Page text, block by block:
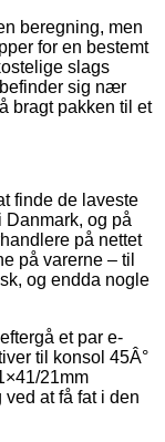
beregning, men
for en bestemt
slags
sig nær
bragt pakken til et
finde de laveste
Danmark, og på
på nettet
på varerne – til
og endda nogle
et par e-
til konsol 45Â°
21mm
at få fat i den